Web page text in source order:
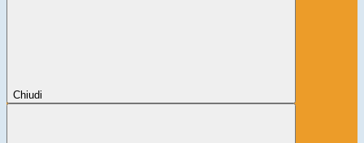
Chiudi